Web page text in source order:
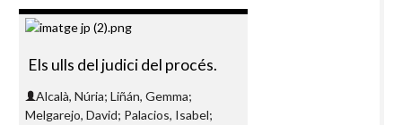
Els ulls del judici del procés.
Alcalà, Núria; Liñán, Gemma;
Melgarejo, David; Palacios, Isabel;